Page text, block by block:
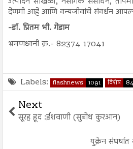
देणगी आहे आणि वन्यजीवांचे संवर्धन
-डॉ. प्रितम भी. गेडाम
भ्रमणध्वनी क्र.- 82374 17041
Labels: flashnews 1091 विशेष
Next
सूरह हूद :ईशवाणी (सुबोध कुरआन)
युक्रेन